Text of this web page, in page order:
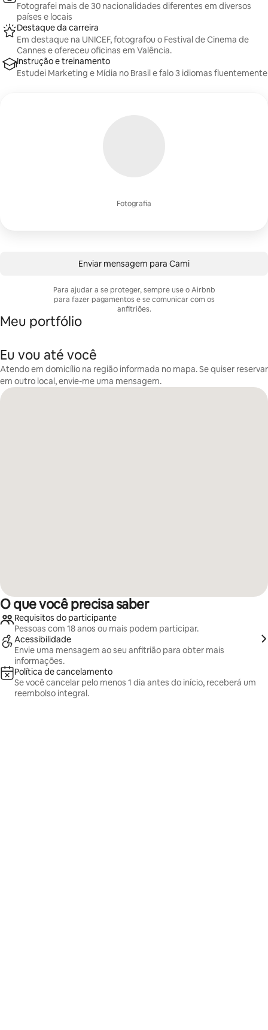
Fotografia
Fotografei mais de 30 nacionalidades diferentes em diversos
países e locais
Destaque da carreira
Em destaque na UNICEF, fotografou o Festival de Cinema de
Cannes e ofereceu oficinas em Valência.
Instrução e treinamento
Estudei Marketing e Mídia no Brasil e falo 3 idiomas fluentemente
Enviar mensagem para Cami
Para ajudar a se proteger, sempre use o Airbnb
para fazer pagamentos e se comunicar com os
anfitriões.
Meu portfólio
Eu vou até você
Atendo em domicílio na região informada no mapa. Se quiser reservar
em outro local, envie-me uma mensagem.
O que você precisa saber
Requisitos do participante
Pessoas com 18 anos ou mais podem participar.
Acessibilidade
Envie uma mensagem ao seu anfitrião para obter mais
informações.
Política de cancelamento
Se você cancelar pelo menos 1 dia antes do início, receberá um
reembolso integral.